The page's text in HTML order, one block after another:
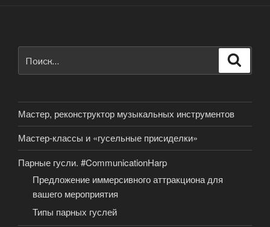
Мастер, реконструктор музыкальных инструментов
Мастер-классы и «гусельные присиделки»
Парные гусли. #CommunicationHarp
Предложение иммерсивного аттракциона для
вашего мероприятия
Типы парных гуслей